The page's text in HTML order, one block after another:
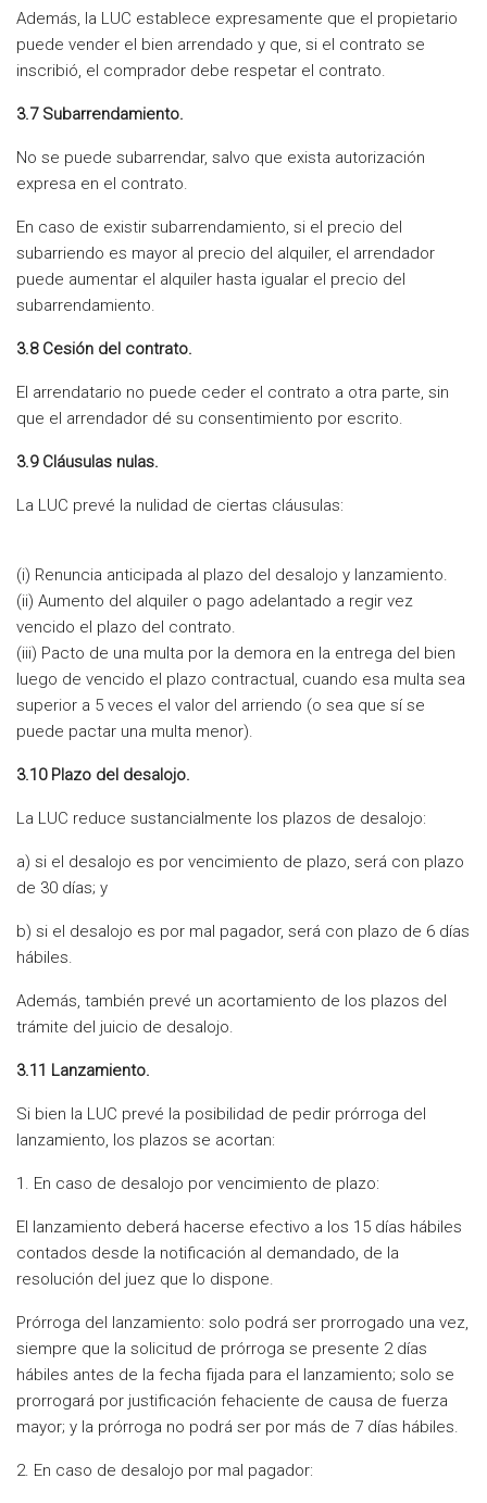
Además, la LUC establece expresamente que el propietario
puede vender el bien arrendado y que, si el contrato se
inscribió, el comprador debe respetar el contrato.
3.7 Subarrendamiento.
No se puede subarrendar, salvo que exista autorización
expresa en el contrato.
En caso de existir subarrendamiento, si el precio del
subarriendo es mayor al precio del alquiler, el arrendador
puede aumentar el alquiler hasta igualar el precio del
subarrendamiento.
3.8 Cesión del contrato.
El arrendatario no puede ceder el contrato a otra parte, sin
que el arrendador dé su consentimiento por escrito.
3.9 Cláusulas nulas.
La LUC prevé la nulidad de ciertas cláusulas:
(i) Renuncia anticipada al plazo del desalojo y lanzamiento.
(ii) Aumento del alquiler o pago adelantado a regir vez
vencido el plazo del contrato.
(iii) Pacto de una multa por la demora en la entrega del bien
luego de vencido el plazo contractual, cuando esa multa sea
superior a 5 veces el valor del arriendo (o sea que sí se
puede pactar una multa menor).
3.10 Plazo del desalojo.
La LUC reduce sustancialmente los plazos de desalojo:
a) si el desalojo es por vencimiento de plazo, será con plazo
de 30 días; y
b) si el desalojo es por mal pagador, será con plazo de 6 días
hábiles.
Además, también prevé un acortamiento de los plazos del
trámite del juicio de desalojo.
3.11 Lanzamiento.
Si bien la LUC prevé la posibilidad de pedir prórroga del
lanzamiento, los plazos se acortan:
1. En caso de desalojo por vencimiento de plazo:
El lanzamiento deberá hacerse efectivo a los 15 días hábiles
contados desde la notificación al demandado, de la
resolución del juez que lo dispone.
Prórroga del lanzamiento: solo podrá ser prorrogado una vez,
siempre que la solicitud de prórroga se presente 2 días
hábiles antes de la fecha fijada para el lanzamiento; solo se
prorrogará por justificación fehaciente de causa de fuerza
mayor; y la prórroga no podrá ser por más de 7 días hábiles.
2. En caso de desalojo por mal pagador: